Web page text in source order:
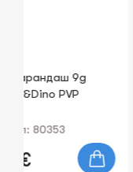
Линейка-
10*20cm
Артикул:
0.58€